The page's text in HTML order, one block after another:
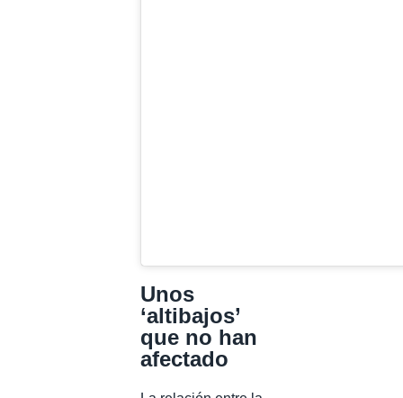
Unos
‘altibajos’
que no han
afectado